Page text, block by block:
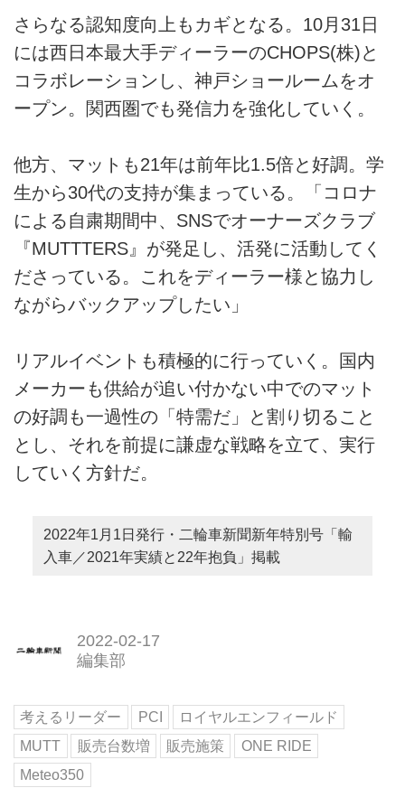
さらなる認知度向上もカギとなる。10月31日
には西日本最大手ディーラーのCHOPS(株)と
コラボレーションし、神戸ショールームをオ
ープン。関西圏でも発信力を強化していく。
他方、マットも21年は前年比1.5倍と好調。学
生から30代の支持が集まっている。「コロナ
による自粛期間中、SNSでオーナーズクラブ
『MUTTTERS』が発足し、活発に活動してく
ださっている。これをディーラー様と協力し
ながらバックアップしたい」
リアルイベントも積極的に行っていく。国内
メーカーも供給が追い付かない中でのマット
の好調も一過性の「特需だ」と割り切ること
とし、それを前提に謙虚な戦略を立て、実行
していく方針だ。
2022年1月1日発行・二輪車新聞新年特別号「輸
入車／2021年実績と22年抱負」掲載
2022-02-17
編集部
考えるリーダー PCI
ロイヤルエンフィールド
MUTT
販売台数増 販売施策
ONE RIDE
Meteo350